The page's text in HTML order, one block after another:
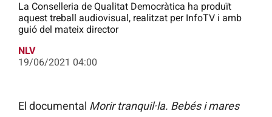
La Conselleria de Qualitat Democràtica ha produït
aquest treball audiovisual, realitzat per InfoTV i amb
guió del mateix director
NLV
19/06/2021 04:00
El documental Morir tranquil·la. Bebés i mares